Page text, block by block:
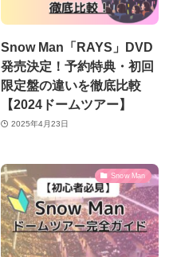
Snow Man「RAYS」DVD
発売決定！予約特典・初回
限定盤の違いを徹底比較
【2024ドームツアー】
2025年4月23日
Snow Man